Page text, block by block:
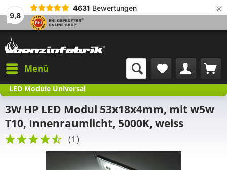
9,8
4631 Bewertungen ×
Menü
LED Module Universal
3W HP LED Modul 53x18x4mm, mit w5w
T10, Innenraumlicht, 5000K, weiss
(1)